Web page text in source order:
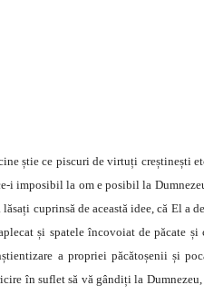
știe ce piscuri de virtuți creștinești
i imposibil la om e posibil la
cuprinsă de această idee, că El a
și spatele încovoiat de păcate
a propriei păcătoșenii și
în suflet să vă gândiți la